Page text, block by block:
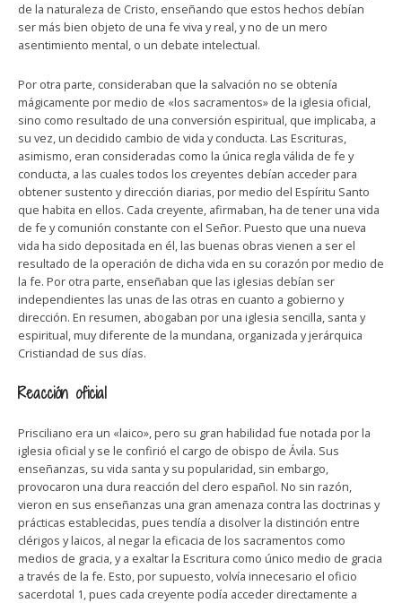
de la naturaleza de Cristo, enseñando que estos hechos debían
ser más bien objeto de una fe viva y real, y no de un mero
asentimiento mental, o un debate intelectual.
Por otra parte, consideraban que la salvación no se obtenía
mágicamente por medio de «los sacramentos» de la iglesia oficial,
sino como resultado de una conversión espiritual, que implicaba, a
su vez, un decidido cambio de vida y conducta. Las Escrituras,
asimismo, eran consideradas como la única regla válida de fe y
conducta, a las cuales todos los creyentes debían acceder para
obtener sustento y dirección diarias, por medio del Espíritu Santo
que habita en ellos. Cada creyente, afirmaban, ha de tener una vida
de fe y comunión constante con el Señor. Puesto que una nueva
vida ha sido depositada en él, las buenas obras vienen a ser el
resultado de la operación de dicha vida en su corazón por medio de
la fe. Por otra parte, enseñaban que las iglesias debían ser
independientes las unas de las otras en cuanto a gobierno y
dirección. En resumen, abogaban por una iglesia sencilla, santa y
espiritual, muy diferente de la mundana, organizada y jerárquica
Cristiandad de sus días.
Reacción oficial
Prisciliano era un «laico», pero su gran habilidad fue notada por la
iglesia oficial y se le confirió el cargo de obispo de Ávila. Sus
enseñanzas, su vida santa y su popularidad, sin embargo,
provocaron una dura reacción del clero español. No sin razón,
vieron en sus enseñanzas una gran amenaza contra las doctrinas y
prácticas establecidas, pues tendía a disolver la distinción entre
clérigos y laicos, al negar la eficacia de los sacramentos como
medios de gracia, y a exaltar la Escritura como único medio de gracia
a través de la fe. Esto, por supuesto, volvía innecesario el oficio
sacerdotal 1, pues cada creyente podía acceder directamente a